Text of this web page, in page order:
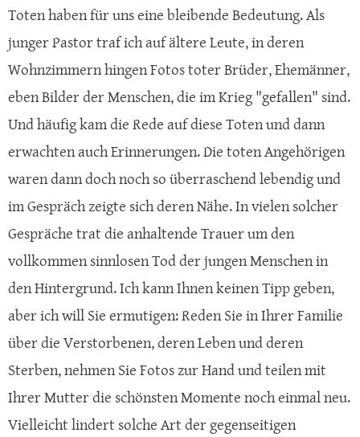
Toten haben für uns eine bleibende Bedeutung. Als
junger Pastor traf ich auf ältere Leute, in deren
Wohnzimmern hingen Fotos toter Brüder, Ehemänner,
eben Bilder der Menschen, die im Krieg "gefallen" sind.
Und häufig kam die Rede auf diese Toten und dann
erwachten auch Erinnerungen. Die toten Angehörigen
waren dann doch noch so überraschend lebendig und
im Gespräch zeigte sich deren Nähe. In vielen solcher
Gespräche trat die anhaltende Trauer um den
vollkommen sinnlosen Tod der jungen Menschen in
den Hintergrund. Ich kann Ihnen keinen Tipp geben,
aber ich will Sie ermutigen: Reden Sie in Ihrer Familie
über die Verstorbenen, deren Leben und deren
Sterben, nehmen Sie Fotos zur Hand und teilen mit
Ihrer Mutter die schönsten Momente noch einmal neu.
Vielleicht lindert solche Art der gegenseitigen